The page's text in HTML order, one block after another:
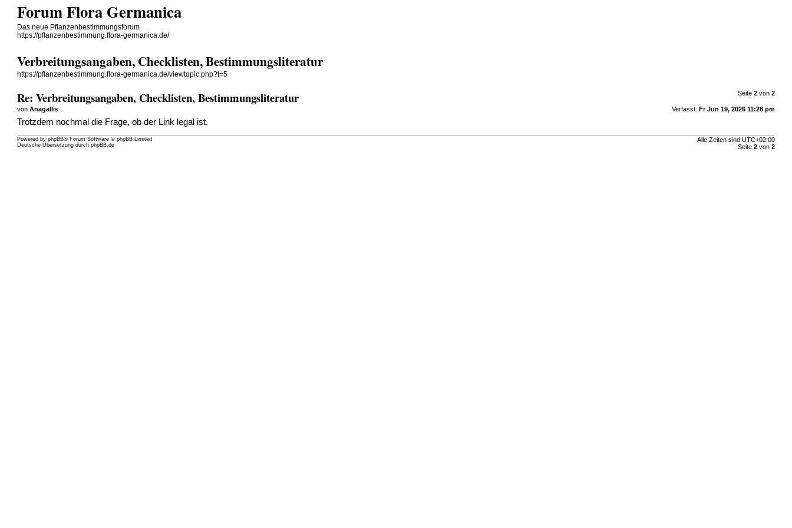
Forum Flora Germanica
Das neue Pflanzenbestimmungsforum
https://pflanzenbestimmung.flora-germanica.de/
Verbreitungsangaben, Checklisten, Bestimmungsliteratur
https://pflanzenbestimmung.flora-germanica.de/viewtopic.php?t=5
Seite 2von 2
Re: Verbreitungsangaben, Checklisten, Bestimmungsliteratur
Verfasst: Fr Jun 19, 2026 11:28 pm
vonAnagallis
Trotzdem nochmal die Frage, ob der Link legal ist.
Alle Zeiten sind UTC+02:00
Seite 2von 2
Powered byphpBB® Forum Software © phpBB Limited
Deutsche Übersetzung durchphpBB.de